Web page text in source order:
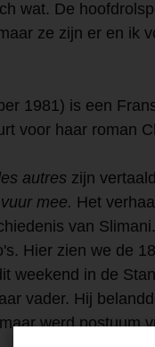
wat. De
ze zijn er en ik
1981) is een
voor haar roman
autres zijn
mee. Het
van
Hier zien we de
weekend in de
vader. Hij
werd postuum